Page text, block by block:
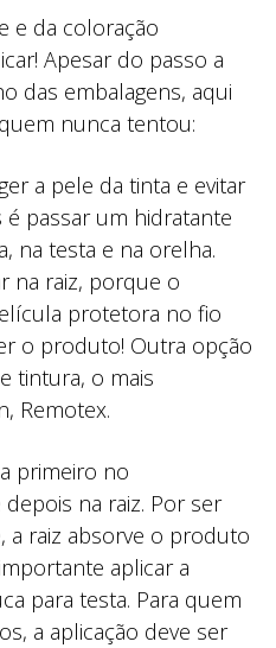
e da coloração
Apesar do passo a
das embalagens, aqui
nunca tentou:
a pele da tinta e evitar
é passar um hidratante
na testa e na orelha.
na raiz, porque o
protetora no fio
o produto! Outra opção
tintura, o mais
Remotex.
primeiro no
na raiz. Por ser
a raiz absorve o produto
aplicar a
para testa. Para quem
a aplicação deve ser